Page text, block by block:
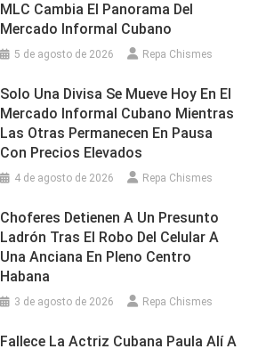
MLC Cambia El Panorama Del
Mercado Informal Cubano
5 de agosto de 2026 Repa Chismes
Solo Una Divisa Se Mueve Hoy En El
Mercado Informal Cubano Mientras
Las Otras Permanecen En Pausa
Con Precios Elevados
4 de agosto de 2026 Repa Chismes
Choferes Detienen A Un Presunto
Ladrón Tras El Robo Del Celular A
Una Anciana En Pleno Centro
Habana
3 de agosto de 2026 Repa Chismes
Fallece La Actriz Cubana Paula Alí A